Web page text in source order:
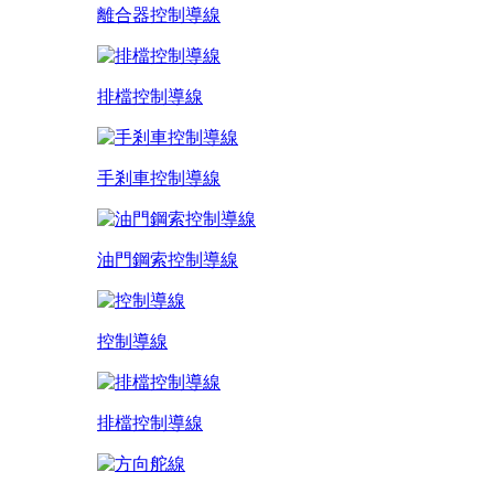
離合器控制導線
排檔控制導線
手剎車控制導線
油門鋼索控制導線
控制導線
排檔控制導線